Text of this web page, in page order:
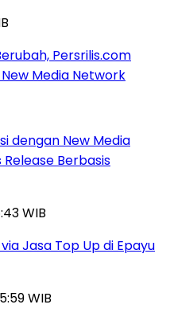
Persrilis.com
Media Network
dengan New Media
Berbasis
WIB
Jasa Top Up di Epayu
WIB